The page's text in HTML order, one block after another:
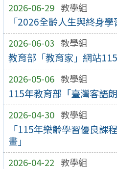
2026-06-29 教學組
「2026全齡人生與終身
2026-06-03 教學組
教育部「教育家」網站
2026-05-06 教學組
115年教育部「臺灣客語
2026-04-30 教學組
「115年樂齡學習優良課
畫」
2026-04-22 教學組